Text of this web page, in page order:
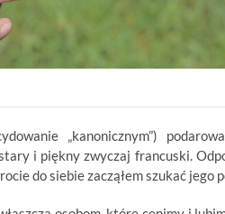
„kanonicznym”)
i piękny zwyczaj francuski.
do siebie zacząłem szukać jego